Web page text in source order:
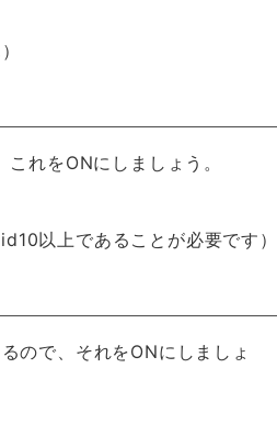
れをONにしましょう。
以上であることが必要です）
ので、それをONにしましょ